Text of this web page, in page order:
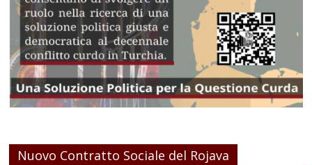
Nuovo Contratto Sociale del Rojava